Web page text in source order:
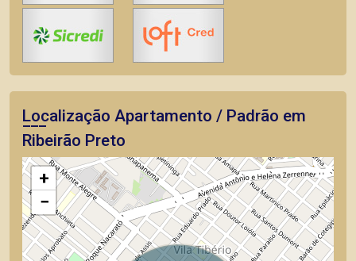
Localização Apartamento / Padrão em
Ribeirão Preto
+
−